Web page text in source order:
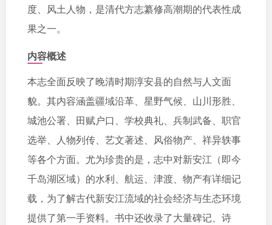
度、风土人物，是清代方志纂修高潮期的代表性成
果之一。
内容概述
本志全面反映了晚清时期淳安县的自然与人文面
貌。其内容涵盖疆域沿革、星野气候、山川形胜、
城池公署、田赋户口、学校典礼、兵制武备、职官
选举、人物列传、艺文著述、风俗物产、祥异轶事
等各个方面。尤为珍贵的是，志中对新安江（即今
千岛湖区域）的水利、航运、津渡、物产有详细记
载，为了解古代新安江流域的社会经济与生态环境
提供了第一手资料。书中还收录了大量碑记、诗